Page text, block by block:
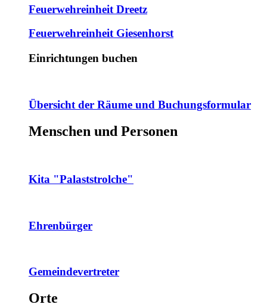
Feuerwehreinheit Dreetz
Feuerwehreinheit Giesenhorst
Einrichtungen buchen
Übersicht der Räume und Buchungsformular
Menschen und Personen
Kita "Palaststrolche"
Ehrenbürger
Gemeindevertreter
Orte